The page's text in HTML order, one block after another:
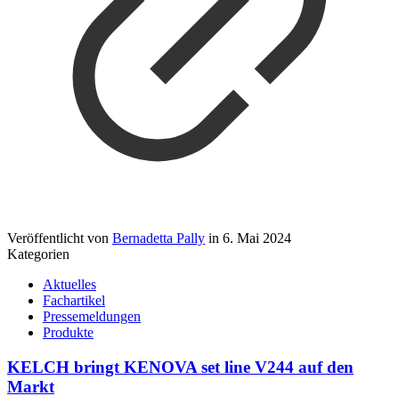
Veröffentlicht von Bernadetta Pally in 6. Mai 2024
Kategorien
Aktuelles
Fachartikel
Pressemeldungen
Produkte
KELCH bringt KENOVA set line V244 auf den
Markt